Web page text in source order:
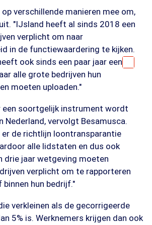
op verschillende manieren mee om,
"IJsland heeft al sinds 2018 een
verplicht om naar
in de functiewaardering te kijken.
ook sinds een paar jaar een
alle grote bedrijven hun
moeten uploaden."
een soortgelijk instrument wordt
Nederland, vervolgt Besamusca.
er de richtlijn loontransparantie
alle lidstaten en dus ook
drie jaar wetgeving moeten
verplicht om te rapporteren
hun bedrijf."
verkleinen als de gecorrigeerde
5% is. Werknemers krijgen dan ook